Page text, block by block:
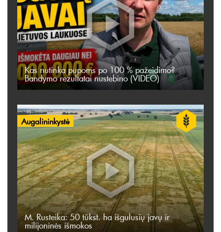
Kas nutinka pupoms po 100 % pažeidimo?
Bandymo rezultatai nustebino (VIDEO)
Augalininkystė
M. Rusteika: 50 tūkst. ha išgulusių javų ir
milijoninės išmokos